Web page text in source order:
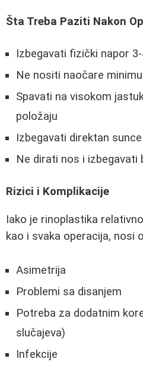
Šta Treba Paziti Nakon
Izbegavati fizički napor
Ne nositi naočare
Spavati na visokom
položaju
Izbegavati direktan
Ne dirati nos i izbegavati
Rizici i Komplikacije
Iako je rinoplastika
kao i svaka operacija, nosi
Asimetrija
Problemi sa disanjem
Potreba za dodatnim
slučajeva)
Infekcije